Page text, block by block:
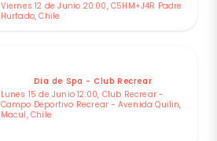
Viernes 12 de Junio 20:00, C5HM+J4R Padre
Hurtado, Chile
Dia de Spa - Club Recrear
Lunes 15 de Junio 12:00, Club Recrear -
Campo Deportivo Recrear - Avenida Quilin,
Macul, Chile